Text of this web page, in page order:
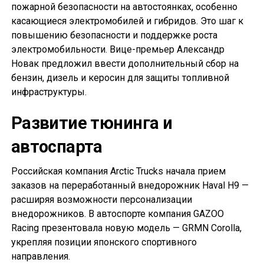
пожарной безопасности на автостоянках, особенно
касающиеся электромобилей и гибридов. Это шаг к
повышению безопасности и поддержке роста
электромобильности. Вице-премьер Александр
Новак предложил ввести дополнительный сбор на
бензин, дизель и керосин для защиты топливной
инфраструктуры.
Развитие тюнинга и
автоспарта
Российская компания Arctic Trucks начала прием
заказов на переработанный внедорожник Haval H9 —
расширяя возможности персонализации
внедорожников. В автоспорте компания GAZOO
Racing презентовала новую модель — GRMN Corolla,
укрепляя позиции японского спортивного
направления.